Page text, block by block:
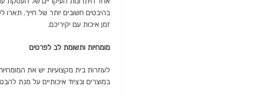
בהיבטים חשובים יותר של חייך.
זמן איכות עם יקיריכם.
מומחיות ותשומת לב לפרטים
לעוזרות בית מקצועיות יש את
במוצרים ובציוד איכותיים על מנת